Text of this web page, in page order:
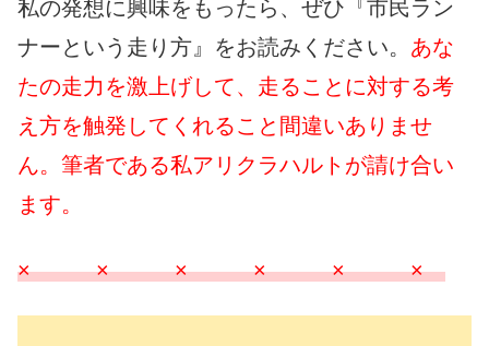
私の発想に興味をもったら、ぜひ『市民ラン
ナーという走り方』をお読みください。 あな
たの走力を激上げして、走ることに対する考
え方を触発してくれること間違いありませ
ん。筆者である私アリクラハルトが請け合い
ます。
× × × × × ×